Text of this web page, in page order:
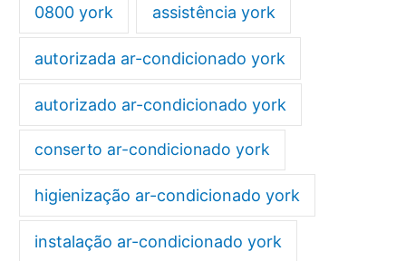
0800 york assistência york
autorizada ar-condicionado york
autorizado ar-condicionado york
conserto ar-condicionado york
higienização ar-condicionado york
instalação ar-condicionado york